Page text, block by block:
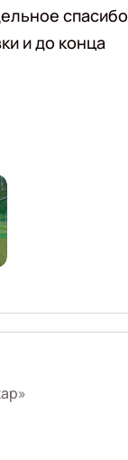
спасибо
и до конца